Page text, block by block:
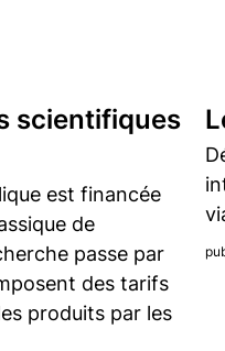
scientifiques
est financée
de
passe par
des tarifs
produits par les